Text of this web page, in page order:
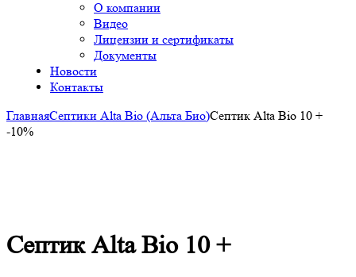
О компании
Видео
Лицензии и сертификаты
Документы
Новости
Контакты
ГлавнаяСептики Alta Bio (Альта Био)Септик Alta Bio 10 +
-10%
Септик Alta Bio 10 +